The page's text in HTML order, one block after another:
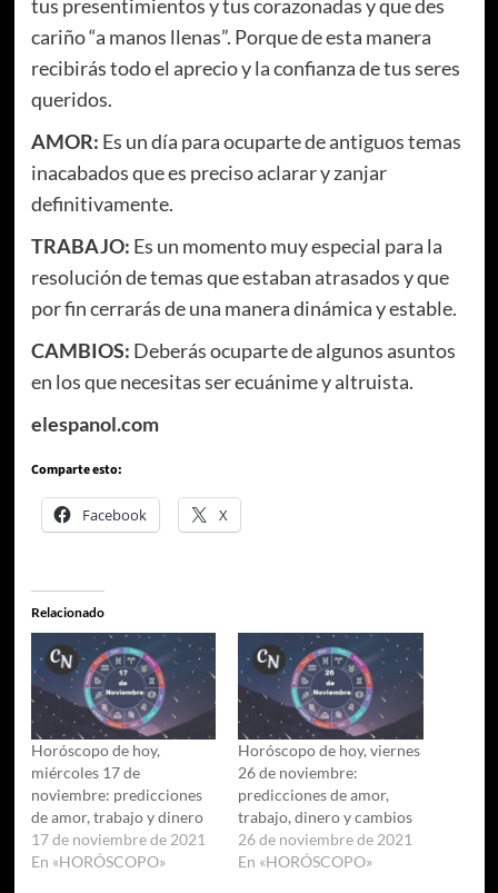
tus presentimientos y tus corazonadas y que des
cariño “a manos llenas”. Porque de esta manera
recibirás todo el aprecio y la confianza de tus seres
queridos.
AMOR: Es un día para ocuparte de antiguos temas
inacabados que es preciso aclarar y zanjar
definitivamente.
TRABAJO: Es un momento muy especial para la
resolución de temas que estaban atrasados y que
por fin cerrarás de una manera dinámica y estable.
CAMBIOS: Deberás ocuparte de algunos asuntos
en los que necesitas ser ecuánime y altruista.
elespanol.com
Comparte esto:
Facebook X
Relacionado
Horóscopo de hoy,
miércoles 17 de
noviembre: predicciones
de amor, trabajo y dinero
17 de noviembre de 2021
En «HORÓSCOPO»
Horóscopo de hoy, viernes
26 de noviembre:
predicciones de amor,
trabajo, dinero y cambios
26 de noviembre de 2021
En «HORÓSCOPO»